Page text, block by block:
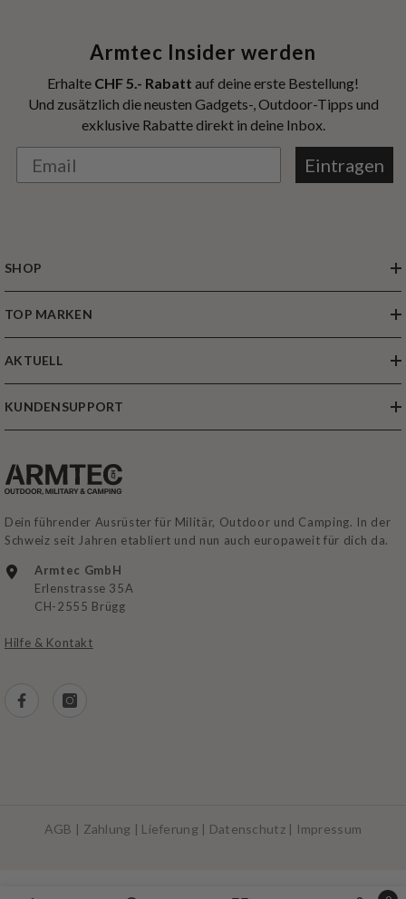
Armtec Insider werden
Erhalte CHF 5.- Rabatt auf deine erste Bestellung!
Und zusätzlich die neusten Gadgets-, Outdoor-Tipps und
exklusive Rabatte direkt in deine Inbox.
Eintragen
SHOP
TOP MARKEN
AKTUELL
KUNDENSUPPORT
Dein führender Ausrüster für Militär, Outdoor und Camping. In der
Schweiz seit Jahren etabliert und nun auch europaweit für dich da.
Armtec GmbH
Erlenstrasse 35A
CH-2555 Brügg
Hilfe & Kontakt
AGB | Zahlung | Lieferung | Datenschutz| Impressum